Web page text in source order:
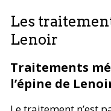
Les
Lenoir
Traitements
l’épine de